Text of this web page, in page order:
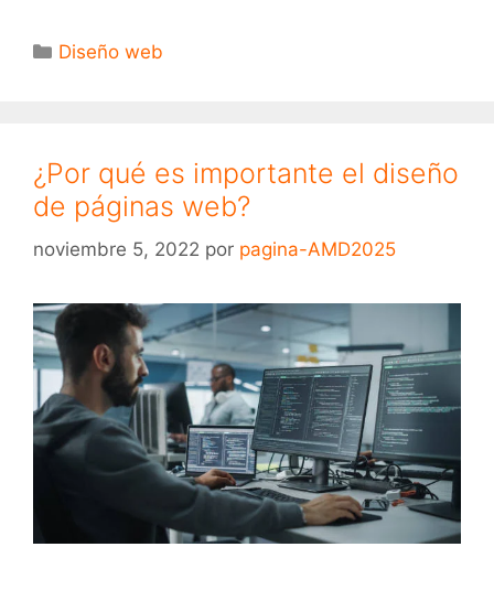
Diseño web
¿Por qué es importante el diseño
de páginas web?
noviembre 5, 2022 por pagina-AMD2025